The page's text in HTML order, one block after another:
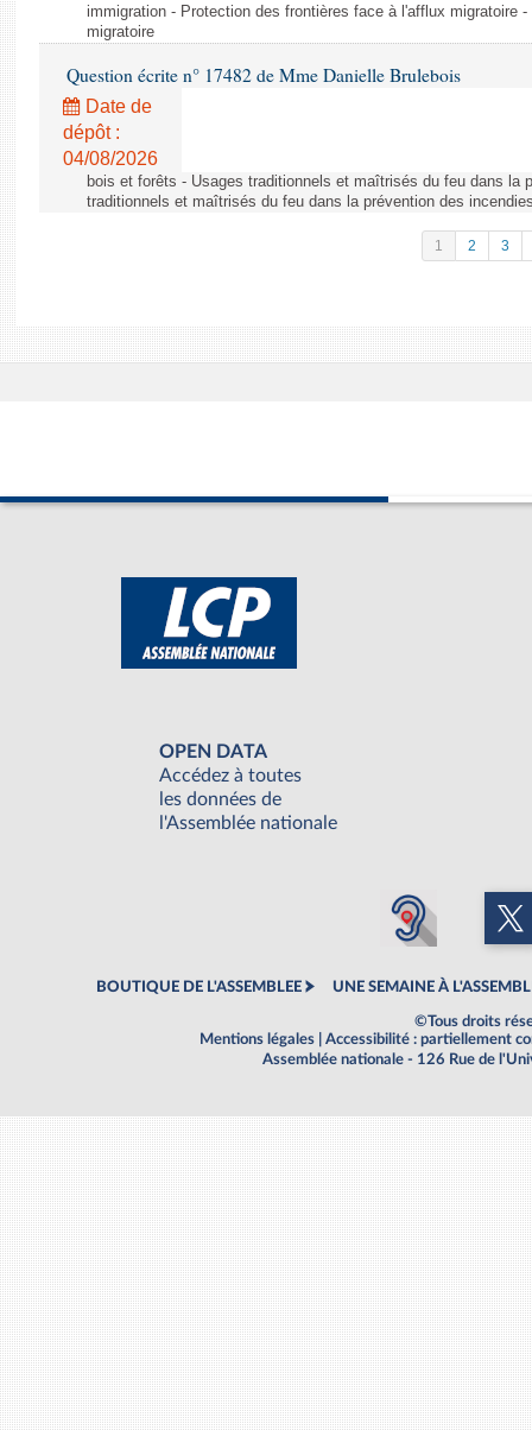
immigration - Protection des frontières face à l'afflux migratoire
migratoire
Question écrite n° 17482 de Mme Danielle Brulebois
Date de
dépôt :
04/08/2026
bois et forêts - Usages traditionnels et maîtrisés du feu dans la
traditionnels et maîtrisés du feu dans la prévention des
1 2 3
OPEN DATA
Accédez à toutes
les données de
l'Assemblée nationale
BOUTIQUE DE L'ASSEMBLEE UNE SEMAINE À
©Tous droits
Mentions légales
Accessibilité : partiellement
Assemblée nationale - 126 Rue de